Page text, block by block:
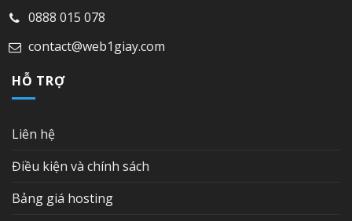
0888 015 078
contact@web1giay.com
HỖ TRỢ
Liên hệ
Điều kiện và chính sách
Bảng giá hosting